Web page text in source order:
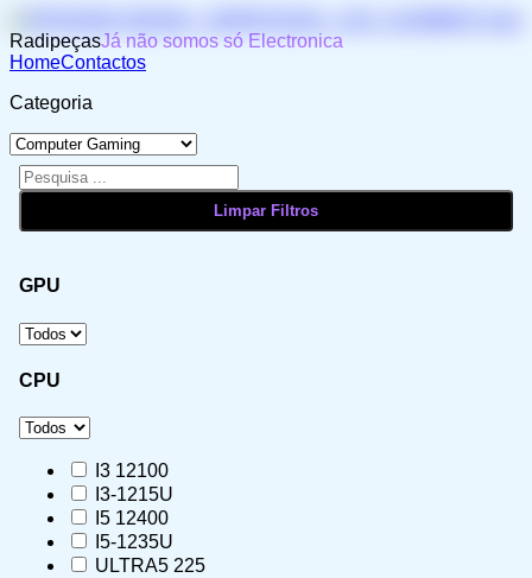
RadipeçasJá não somos só Electronica
HomeContactos
Categoria
GPU
CPU
I3 12100
I3-1215U
I5 12400
I5-1235U
ULTRA5 225